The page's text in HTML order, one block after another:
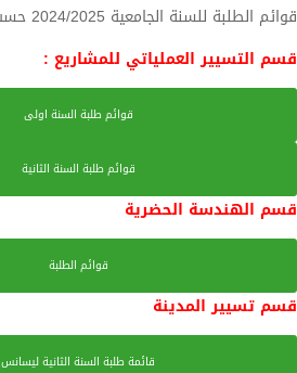
قوائم الطلبة للسنة الجامعية 2024/2025 حسب كل قسم :
قسم التسيير العملياتي للمشاريع :
قوائم طلبة السنة اولى
قوائم طلبة السنة الثانية
قسم الهندسة الحضرية
قوائم الطلبة
قسم تسيير المدينة
قائمة طلبة السنة الثانية ليسانس